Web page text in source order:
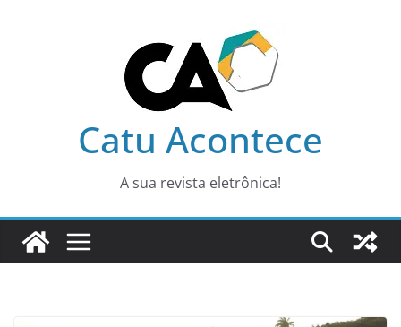
Catu Acontece
A sua revista eletrônica!